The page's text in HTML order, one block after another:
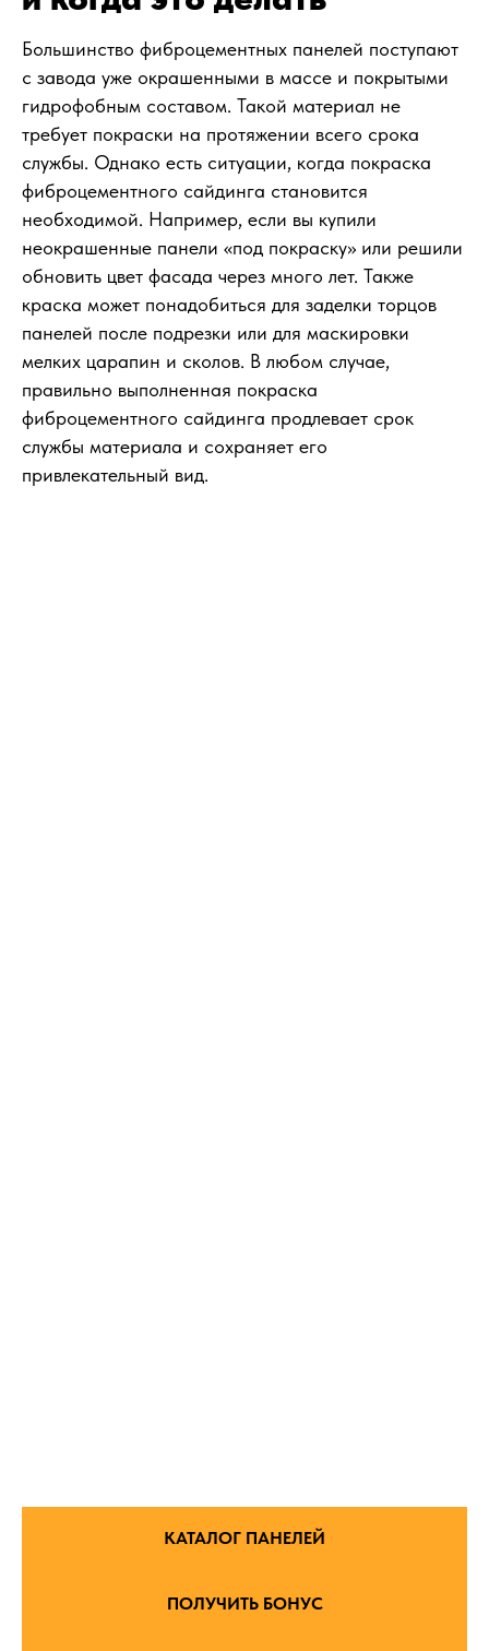
Большинство фиброцементных панелей поступают
с завода уже окрашенными в массе и покрытыми
гидрофобным составом. Такой материал не
требует покраски на протяжении всего срока
службы. Однако есть ситуации, когда покраска
фиброцементного сайдинга становится
необходимой. Например, если вы купили
неокрашенные панели «под покраску» или решили
обновить цвет фасада через много лет. Также
краска может понадобиться для заделки торцов
панелей после подрезки или для маскировки
мелких царапин и сколов. В любом случае,
правильно выполненная покраска
фиброцементного сайдинга продлевает срок
службы материала и сохраняет его
привлекательный вид.
КАТАЛОГ ПАНЕЛЕЙ
ПОЛУЧИТЬ БОНУС